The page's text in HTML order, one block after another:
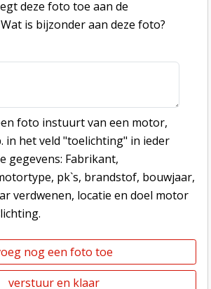
deze foto toe aan de
is bijzonder aan deze foto?
foto instuurt van een motor,
in het veld "toelichting" in ieder
gegevens: Fabrikant,
pk`s, brandstof, bouwjaar,
verdwenen, locatie en doel motor